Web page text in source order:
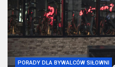
PORADY DLA BYWALCÓW SIŁOWNI